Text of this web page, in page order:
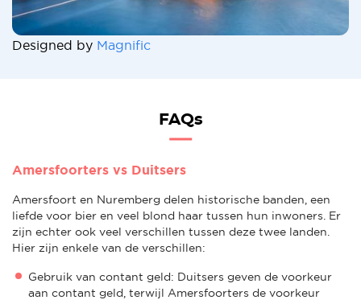
Designed by Magnific
FAQs
Amersfoorters vs Duitsers
Amersfoort en Nuremberg delen historische banden, een
liefde voor bier en veel blond haar tussen hun inwoners. Er
zijn echter ook veel verschillen tussen deze twee landen.
Hier zijn enkele van de verschillen:
Gebruik van contant geld: Duitsers geven de voorkeur
aan contant geld, terwijl Amersfoorters de voorkeur